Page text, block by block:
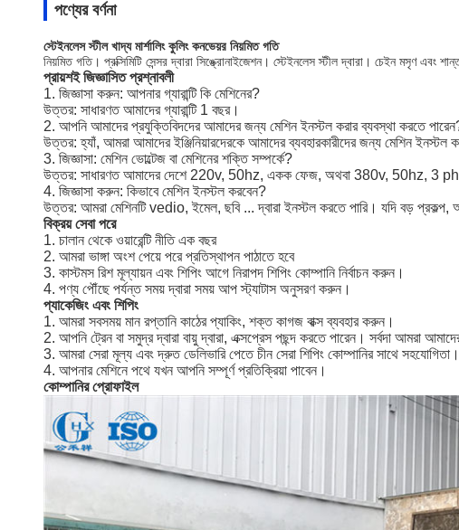
পণ্যের বর্ণনা
স্টেইনলেস স্টীল খাদ্য মার্শালিং কুলিং কনভেয়র নিয়মিত গতি
নিয়মিত গতি। প্রক্সিমিটি সেন্সর দ্বারা সিঙ্ক্রোনাইজেশন। স্টেইনলেস স্টীল দ্বারা। চেইন মসৃণ এবং
প্রায়শই জিজ্ঞাসিত প্রশ্নাবলী
1. জিজ্ঞাসা করুন: আপনার গ্যারান্টি কি মেশিনের?
উত্তর: সাধারণত আমাদের গ্যারান্টি 1 বছর।
2. আপনি আমাদের প্রযুক্তিবিদদের আমাদের জন্য মেশিন ইনস্টল করার ব্যবস্থা করতে
উত্তর: হ্যাঁ, আমরা আমাদের ইঞ্জিনিয়ারদেরকে আমাদের ব্যবহারকারীদের জন্য মেশিন ইনস্টল
3. জিজ্ঞাসা: মেশিন ভোল্টেজ বা মেশিনের শক্তি সম্পর্কে?
উত্তর: সাধারণত আমাদের দেশে 220v, 50hz, একক ফেজ, অথবা 380v, 50hz, 3
4. জিজ্ঞাসা করুন: কিভাবে মেশিন ইনস্টল করবেন?
উত্তর: আমরা মেশিনটি vedio, ইমেল, ছবি ... দ্বারা ইনস্টল করতে পারি। যদি বড়
বিক্রয় সেবা পরে
1. চালান থেকে ওয়ারেন্টি নীতি এক বছর
2. আমরা ভাঙ্গা অংশ পেয়ে পরে প্রতিস্থাপন পাঠাতে হবে
3. কাস্টমস রিশ মূল্যায়ন এবং শিপিং আগে নিরাপদ শিপিং কোম্পানি নির্বাচন করুন।
4. পণ্য পৌঁছে পর্যন্ত সময় দ্বারা সময় আপ স্ট্যাটাস অনুসরণ করুন।
প্যাকেজিং এবং শিপিং
1. আমরা সবসময় মান রপ্তানি কাঠের প্যাকিং, শক্ত কাগজ বাক্স ব্যবহার করুন।
2. আপনি ট্রেন বা সমুদ্র দ্বারা বায়ু দ্বারা, এক্সপ্রেস পছন্দ করতে পারেন। সর্বদা আমরা
3. আমরা সেরা মূল্য এবং দ্রুত ডেলিভারি পেতে চীন সেরা শিপিং কোম্পানির সাথে সহযোগিতা।
4. আপনার মেশিনে পথে যখন আপনি সম্পূর্ণ প্রতিক্রিয়া পাবেন।
কোম্পানির প্রোফাইল